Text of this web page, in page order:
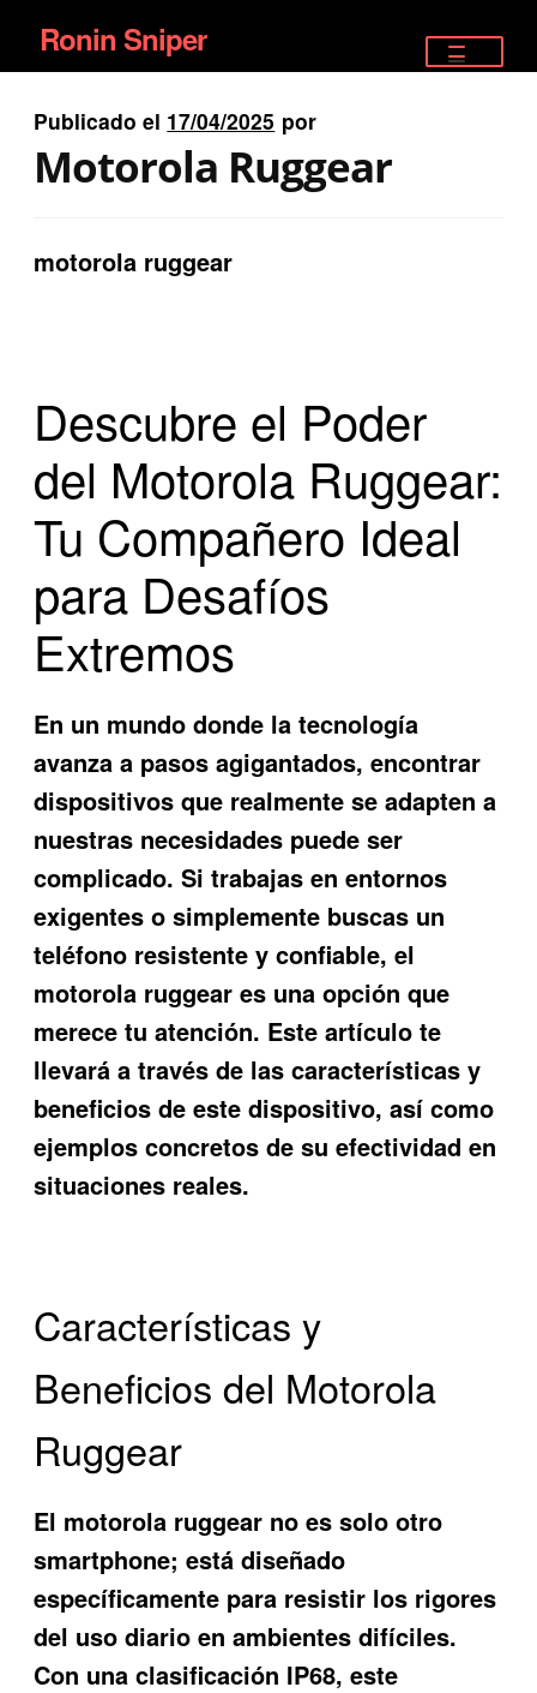
Ir
a
la
navegación
Ir
al
contenido
Ronin Sniper
EQUIPAMIENTO ÉLITE
RIFLES DEPORTIVOS
Publicado el 17/04/2025 por
Motorola Ruggear
motorola ruggear
Descubre el Poder
del Motorola Ruggear:
Tu Compañero Ideal
para Desafíos
Extremos
En un mundo donde la tecnología
avanza a pasos agigantados, encontrar
dispositivos que realmente se adapten a
nuestras necesidades puede ser
complicado. Si trabajas en entornos
exigentes o simplemente buscas un
teléfono resistente y confiable, el
motorola ruggear es una opción que
merece tu atención. Este artículo te
llevará a través de las características y
beneficios de este dispositivo, así como
ejemplos concretos de su efectividad en
situaciones reales.
Características y
Beneficios del Motorola
Ruggear
El motorola ruggear no es solo otro
smartphone; está diseñado
específicamente para resistir los rigores
del uso diario en ambientes difíciles.
Con una clasificación IP68, este